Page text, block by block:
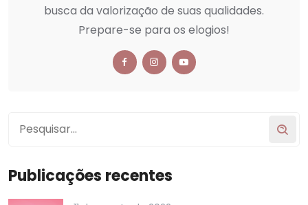
busca da valorização de suas qualidades.
Prepare-se para os elogios!
Publicações recentes